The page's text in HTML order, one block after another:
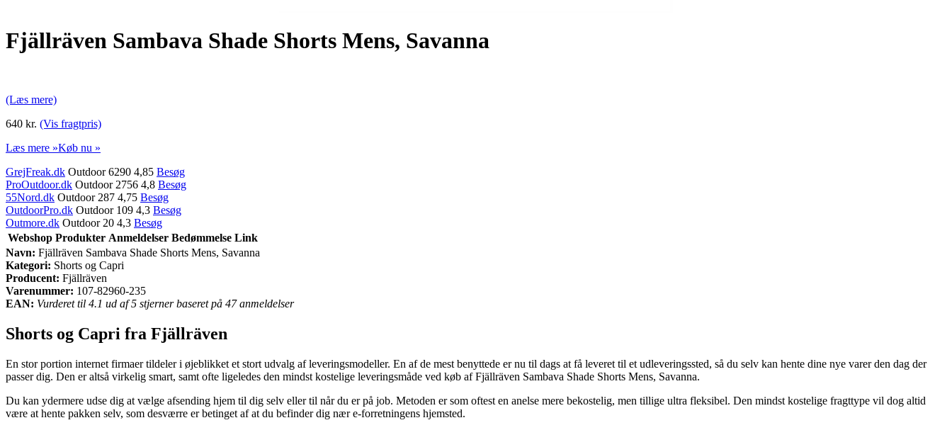
Fjällräven Sambava Shade Shorts Mens, Savanna
(Læs mere)
640 kr. (Vis fragtpris)
Læs mere »Køb nu »
GrejFreak.dk Outdoor 6290 4,85 Besøg
ProOutdoor.dk Outdoor 2756 4,8 Besøg
55Nord.dk Outdoor 287 4,75 Besøg
OutdoorPro.dk Outdoor 109 4,3 Besøg
Outmore.dk Outdoor 20 4,3 Besøg
Webshop Produkter Anmeldelser Bedømmelse Link
Navn: Fjällräven Sambava Shade Shorts Mens, Savanna
Kategori: Shorts og Capri
Producent: Fjällräven
Varenummer: 107-82960-235
EAN: Vurderet til 4.1 ud af 5 stjerner baseret på 47 anmeldelser
Shorts og Capri fra Fjällräven
En stor portion internet firmaer tildeler i øjeblikket et stort udvalg af leveringsmodeller. En af de mest benyttede er nu til dags at få leveret til et udleveringssted, så du selv kan hente dine nye varer den dag der
passer dig. Den er altså virkelig smart, samt ofte ligeledes den mindst kostelige leveringsmåde ved køb af Fjällräven Sambava Shade Shorts Mens, Savanna.
Du kan ydermere udse dig at vælge afsending hjem til dig selv eller til når du er på job. Metoden er som oftest en anelse mere bekostelig, men tillige ultra fleksibel. Den mindst kostelige fragttype vil dog altid
være at hente pakken selv, som desværre er betinget af at du befinder dig nær e-forretningens hjemsted.